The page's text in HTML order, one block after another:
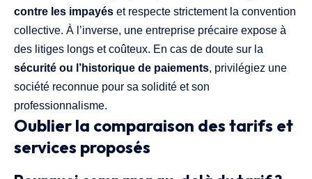
contre les impayés et respecte strictement la convention
collective. À l’inverse, une entreprise précaire expose à
des litiges longs et coûteux. En cas de doute sur la
sécurité ou l’historique de paiements, privilégiez une
société reconnue pour sa solidité et son
professionnalisme.
Oublier la comparaison des tarifs et
services proposés